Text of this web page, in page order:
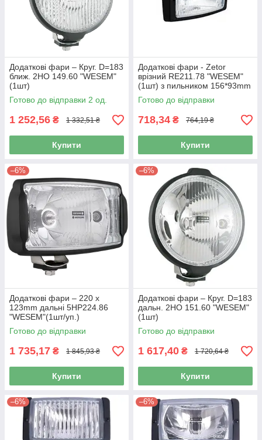
Додаткові фари – Круг. D=183
ближ. 2НО 149.60 "WESEM"
(1шт)
Готово до відправки 2 од.
1 252,56 ₴ 1 332,51 ₴
Купити
Додаткові фари - Zetor
врізний RE211.78 "WESEM"
(1шт) з пильником 156*93mm
(1шт/уп.)
Готово до відправки
718,34 ₴ 764,19 ₴
Купити
–6%
Додаткові фари – 220 х
123mm дальні 5НР224.86
"WESEM"(1шт/уп.)
Готово до відправки
1 735,17 ₴ 1 845,93 ₴
Купити
–6%
Додаткові фари – Круг. D=183
дальн. 2НО 151.60 "WESEM"
(1шт)
Готово до відправки
1 617,40 ₴ 1 720,64 ₴
Купити
–6% –6%